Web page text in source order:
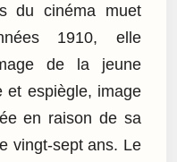
du cinéma muet
1910, elle
de la jeune
et espiègle, image
en raison de sa
vingt-sept ans. Le